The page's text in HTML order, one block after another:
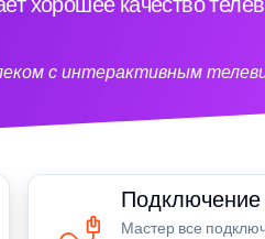
с интерактивным
Подключение
Мастер все